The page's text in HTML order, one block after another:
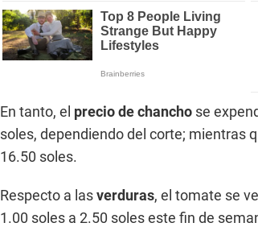
En tanto, el precio de chancho se
soles, dependiendo del corte; mientras
16.50 soles.
Respecto a lasverduras, el tomate se
1.00 soles a 2.50 soles este fin de